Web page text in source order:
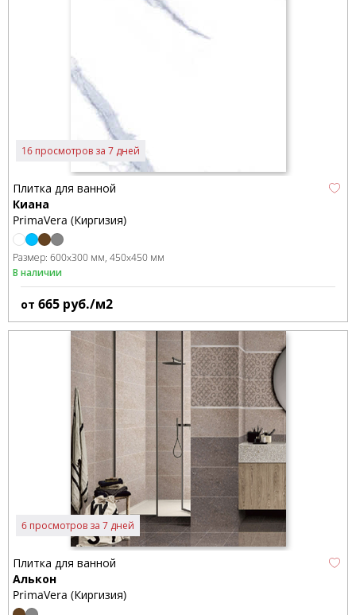
16 просмотров за 7 дней
Плитка для ванной
Киана
PrimaVera (Киргизия)
Размер: 600x300 мм 450x450 мм
В наличии
от 665 руб./м2
6 просмотров за 7 дней
Плитка для ванной
Алькон
PrimaVera (Киргизия)